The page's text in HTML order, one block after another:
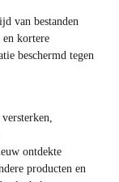
van bestanden
kortere
beschermd tegen
ontdekte
producten en